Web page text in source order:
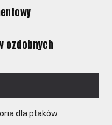
ozdobnych
dla ptaków